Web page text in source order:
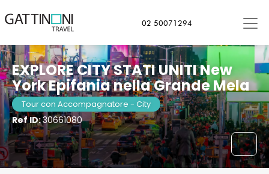
02 50071294
EXPLORE CITY STATI UNITI New
York Epifania nella Grande Mela
Tour con Accompagnatore - City
Ref ID:30661080
New York NY, Stati Uniti d'America